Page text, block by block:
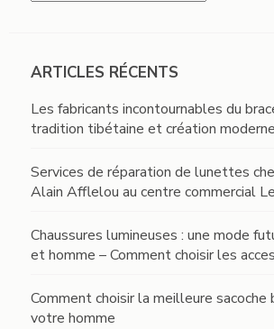
ARTICLES RÉCENTS
Les fabricants incontournables du
tradition tibétaine et création moderne
Services de réparation de lunettes
Alain Afflelou au centre commercial
Chaussures lumineuses : une mode
et homme – Comment choisir les
Comment choisir la meilleure sacoche
votre homme